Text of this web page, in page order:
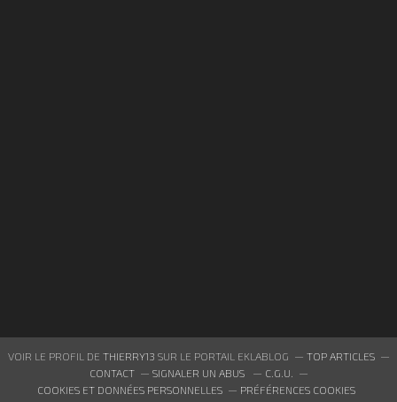
VOIR LE PROFIL DE THIERRY13 SUR LE PORTAIL EKLABLOG
TOP ARTICLES
CONTACT
SIGNALER UN ABUS
C.G.U.
COOKIES ET DONNÉES PERSONNELLES
PRÉFÉRENCES COOKIES